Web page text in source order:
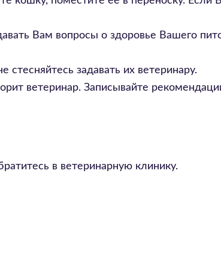
Вам вопросы о здоровье Вашего
стесняйтесь задавать их ветеринару.
ветеринар. Записывайте
в ветеринарную клинику.